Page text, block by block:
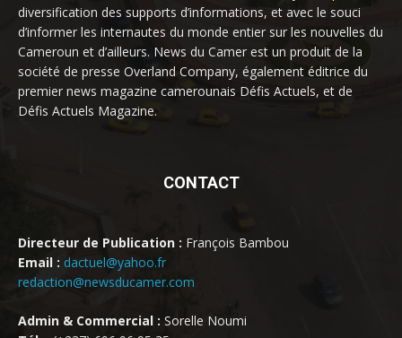
diversification des supports d’informations, et avec le souci
d’informer les internautes du monde entier sur les nouvelles du
Cameroun et d’ailleurs. News du Camer est un produit de la
société de presse Overland Company, également éditrice du
premier news magazine camerounais Défis Actuels, et de
Défis Actuels Magazine.
CONTACT
Directeur de Publication : François Bambou
Email : dactuel@yahoo.fr
redaction@newsducamer.com
Admin & Commercial : Sorelle Noumi